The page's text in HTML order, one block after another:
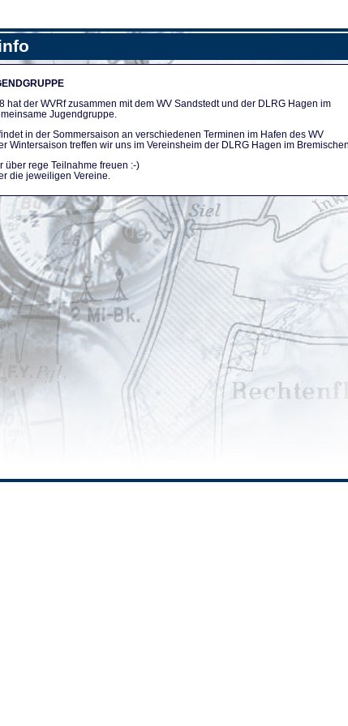
hat der WVRf zusammen mit dem WV Sandstedt und der DLRG Hagen im
Jugendgruppe.
in der Sommersaison an verschiedenen Terminen im Hafen des WV
Wintersaison treffen wir uns im Vereinsheim der DLRG Hagen im
über rege Teilnahme freuen :-)
die jeweiligen Vereine.